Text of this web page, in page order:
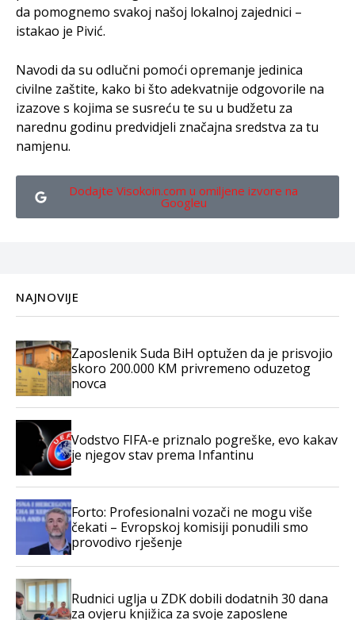
da pomognemo svakoj našoj lokalnoj zajednici –
istakao je Pivić.
Navodi da su odlučni pomoći opremanje jedinica
civilne zaštite, kako bi što adekvatnije odgovorile na
izazove s kojima se susreću te su u budžetu za
narednu godinu predvidjeli značajna sredstva za tu
namjenu.
Dodajte Visokoin.com u omiljene izvore na
Googleu
NAJNOVIJE
Zaposlenik Suda BiH optužen da je prisvojio
skoro 200.000 KM privremeno oduzetog
novca
Vodstvo FIFA-e priznalo pogreške, evo kakav
je njegov stav prema Infantinu
Forto: Profesionalni vozači ne mogu više
čekati – Evropskoj komisiji ponudili smo
provodivo rješenje
Rudnici uglja u ZDK dobili dodatnih 30 dana
za ovjeru knjižica za svoje zaposlene